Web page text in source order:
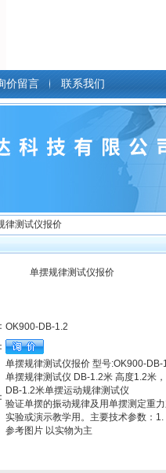
价留言 联系我们
律测试仪报价
单摆规律测试仪报价
OK900-DB-1.2
单摆规律测试仪报价 型号:OK900-
单摆规律测试仪 DB-1.2米 高度1.2米
DB-1.2米单摆运动规律测试仪
验证单摆的振动规律及用单摆测定重
实验或演示教学用。主要技术参数：
参考图片 以实物为主